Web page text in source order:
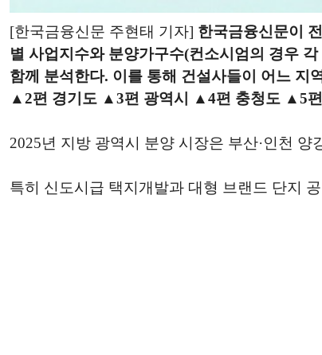
[한국금융신문 주현태 기자] 한국금융신문이
별 사업지수와 분양가구수(컨소시엄의 경우
함께 분석한다. 이를 통해 건설사들이 어느 지
▲2편 경기도 ▲3편 광역시 ▲4편 충청도 ▲5
2025년 지방 광역시 분양 시장은 부산·인천
특히 신도시급 택지개발과 대형 브랜드 단지